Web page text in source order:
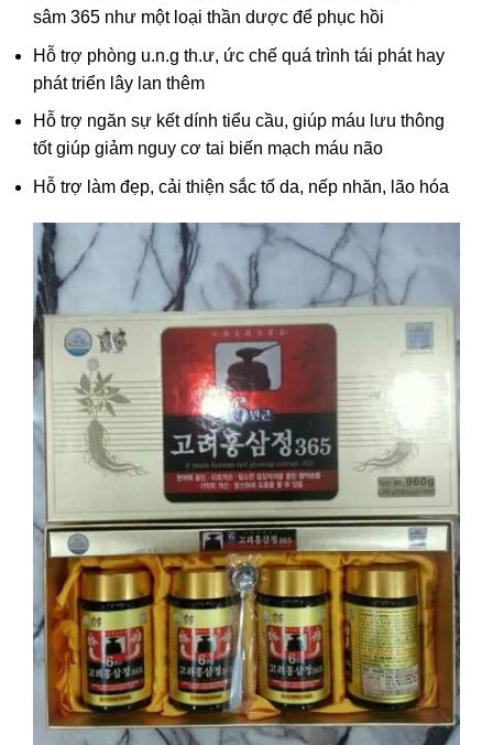
sâm 365 như một loại thần dược để phục hồi
Hỗ trợ phòng u.n.g th.ư, ức chế quá trình tái phát hay
phát triển lây lan thêm
Hỗ trợ ngăn sự kết dính tiểu cầu, giúp máu lưu thông
tốt giúp giảm nguy cơ tai biến mạch máu não
Hỗ trợ làm đẹp, cải thiện sắc tố da, nếp nhăn, lão hóa